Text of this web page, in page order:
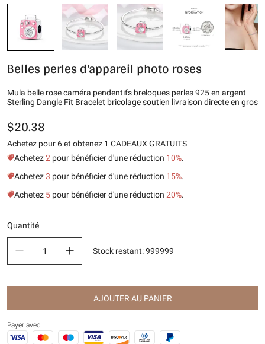
Belles perles d'appareil photo roses
Mula belle rose caméra pendentifs breloques perles 925 en argent
Sterling Dangle Fit Bracelet bricolage soutien livraison directe en gros
$20.38
Achetez pour 6 et obtenez 1 CADEAUX GRATUITS
Achetez2 pour bénéficier d'une réduction 10%.
Achetez3 pour bénéficier d'une réduction 15%.
Achetez 5 pour bénéficier d'une réduction 20%.
Quantité
Stock restant:999999
AJOUTER AU PANIER
Payer avec: